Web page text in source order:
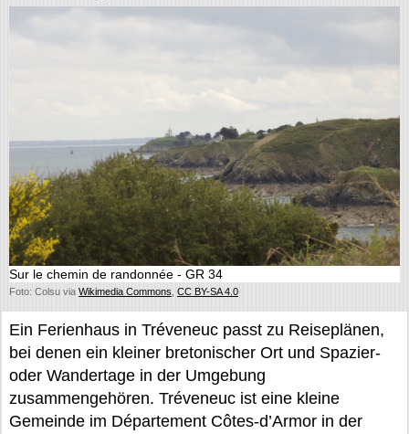
Sur le chemin de randonnée - GR 34
Foto: Colsu via Wikimedia Commons CC BY-SA 4.0
Ein Ferienhaus in Tréveneuc passt zu Reiseplänen,
bei denen ein kleiner bretonischer Ort und Spazier-
oder Wandertage in der Umgebung
zusammengehören. Tréveneuc ist eine kleine
Gemeinde im Département Côtes-d’Armor in der